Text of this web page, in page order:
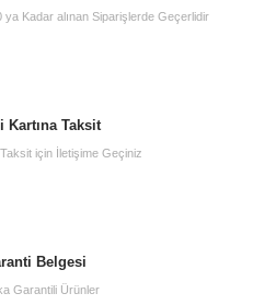
Kadar alınan Siparişlerde Geçerlidir
Kartına Taksit
için İletişime Geçiniz
Belgesi
Garantili Ürünler